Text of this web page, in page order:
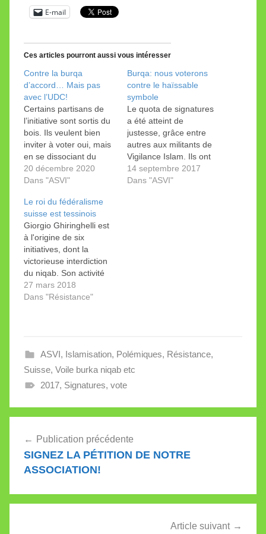
E-mail
Ces articles pourront aussi vous intéresser
Contre la burqa
d’accord… Mais pas
avec l’UDC!
Certains partisans de
l’initiative sont sortis du
bois. Ils veulent bien
inviter à voter oui, mais
en se dissociant du
maléfique parti. Le
groupe d’«A visage
l’initiative antiburqa
mise au vote le 7 mars,
mais contre l’UDC. Il
regroupe des
personnalités de divers
bords, dont Mohamed
Hamdaoui,…
20 décembre 2020
Dans "ASVI"
Burqa: nous voterons
contre le haïssable
symbole
Le quota de signatures
a été atteint de
justesse, grâce entre
autres aux militants de
Vigilance Islam. Ils ont
découvert dans une
partie de la population
14 septembre 2017
Dans "ASVI"
Le roi du fédéralisme
suisse est tessinois
Giorgio Ghiringhelli est
à l'origine de six
initiatives, dont la
victorieuse interdiction
du niqab. Son activité
politique ne connait pas
la crise. Son nom a le
qu’il s’est donné et a
donné à son petit parti
est…
27 mars 2018
Dans "Résistance"
ASVI, Islamisation, Polémiques, Résistance,
Suisse, Voile burka niqab etc
2017, Signatures, vote
de
l’article
Publication précédente
SIGNEZ LA PÉTITION DE NOTRE
ASSOCIATION!
Article suivant